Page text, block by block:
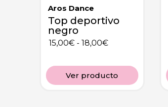
Aros Dance
Top deportivo
negro
15,00€ - 18,00€
Ver producto